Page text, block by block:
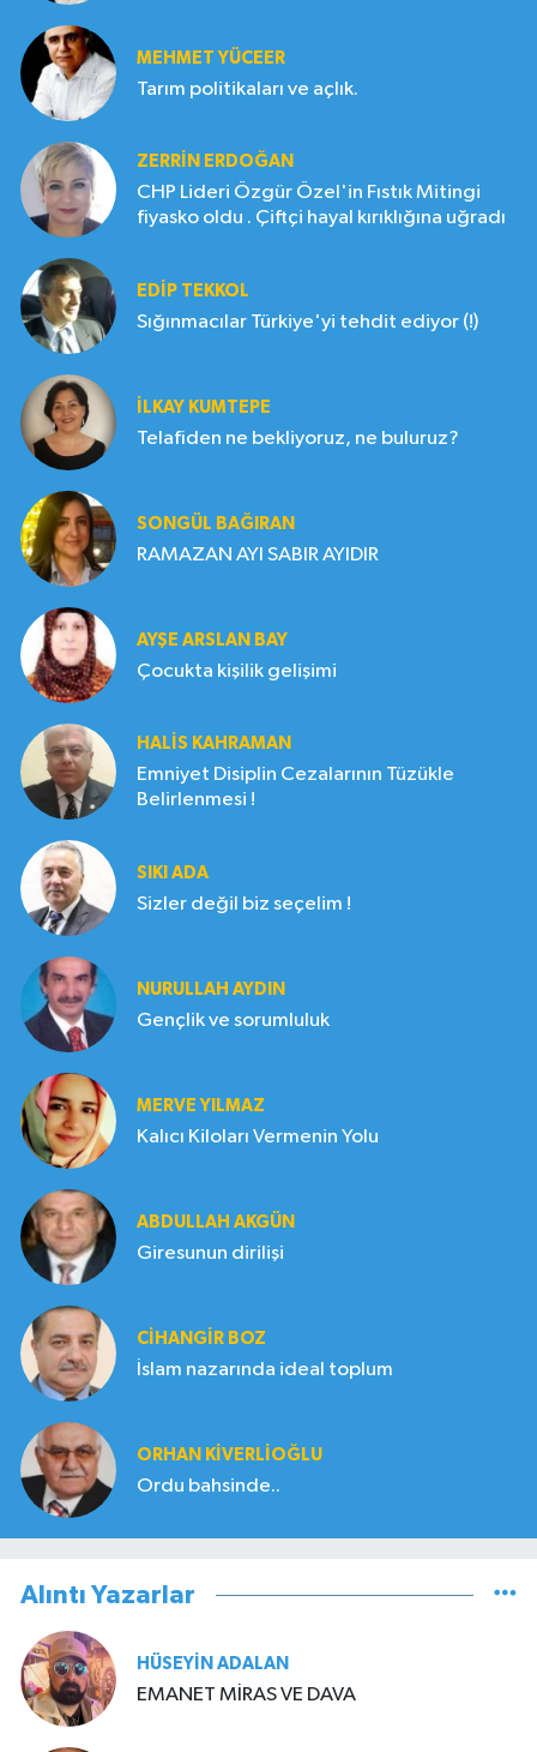
MEHMET YÜCEER
Tarım politikaları ve açlık.
ZERRIN ERDOĞAN
CHP Lideri Özgür Özel'in Fıstık Mitingi
fiyasko oldu . Çiftçi hayal kırıklığına uğradı
EDIP TEKKOL
Sığınmacılar Türkiye'yi tehdit ediyor (!)
İLKAY KUMTEPE
Telafiden ne bekliyoruz, ne buluruz?
SONGÜL BAĞIRAN
RAMAZAN AYI SABIR AYIDIR
AYŞE ARSLAN BAY
Çocukta kişilik gelişimi
HALIS KAHRAMAN
Emniyet Disiplin Cezalarının Tüzükle
Belirlenmesi !
SIKI ADA
Sizler değil biz seçelim !
NURULLAH AYDIN
Gençlik ve sorumluluk
MERVE YILMAZ
Kalıcı Kiloları Vermenin Yolu
ABDULLAH AKGÜN
Giresunun dirilişi
CIHANGIR BOZ
İslam nazarında ideal toplum
ORHAN KIVERLIOĞLU
Ordu bahsinde..
Alıntı Yazarlar
HÜSEYIN ADALAN
EMANET MİRAS VE DAVA